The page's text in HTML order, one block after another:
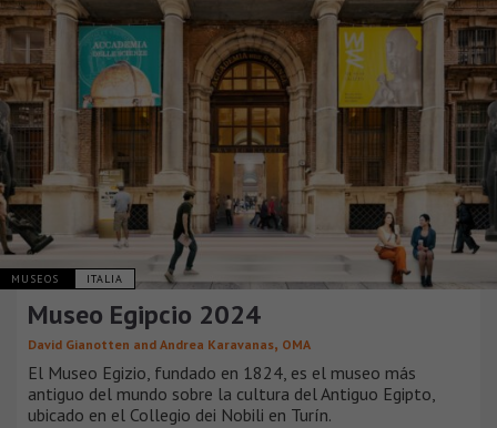
MUSEOS ITALIA
Museo Egipcio 2024
David Gianotten and Andrea Karavanas, OMA
El Museo Egizio, fundado en 1824, es el museo más
antiguo del mundo sobre la cultura del Antiguo Egipto,
ubicado en el Collegio dei Nobili en Turín.